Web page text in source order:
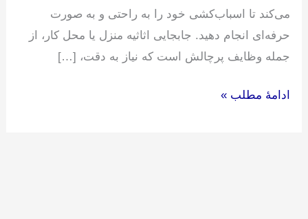
می‌کند تا اسباب‌کشی خود را به راحتی و به صورت
حرفه‌ای انجام دهید. جابجایی اثاثیه منزل یا محل کار، از
جمله وظایف پرچالش است که نیاز به دقت، […]
ادامۀ مطلب »